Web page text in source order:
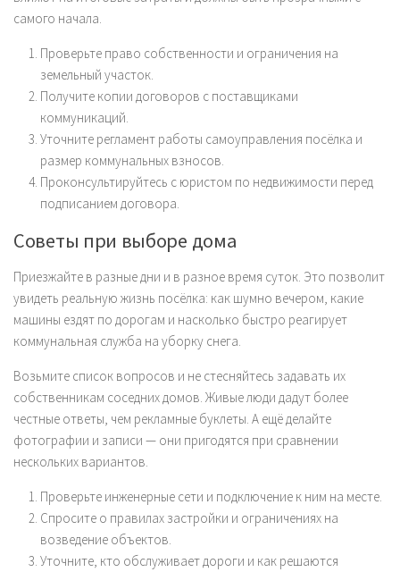
самого начала.
Проверьте право собственности и ограничения на
земельный участок.
Получите копии договоров с поставщиками
коммуникаций.
Уточните регламент работы самоуправления посёлка и
размер коммунальных взносов.
Проконсультируйтесь с юристом по недвижимости перед
подписанием договора.
Советы при выборе дома
Приезжайте в разные дни и в разное время суток. Это позволит
увидеть реальную жизнь посёлка: как шумно вечером, какие
машины ездят по дорогам и насколько быстро реагирует
коммунальная служба на уборку снега.
Возьмите список вопросов и не стесняйтесь задавать их
собственникам соседних домов. Живые люди дадут более
честные ответы, чем рекламные буклеты. А ещё делайте
фотографии и записи — они пригодятся при сравнении
нескольких вариантов.
Проверьте инженерные сети и подключение к ним на месте.
Спросите о правилах застройки и ограничениях на
возведение объектов.
Уточните, кто обслуживает дороги и как решаются